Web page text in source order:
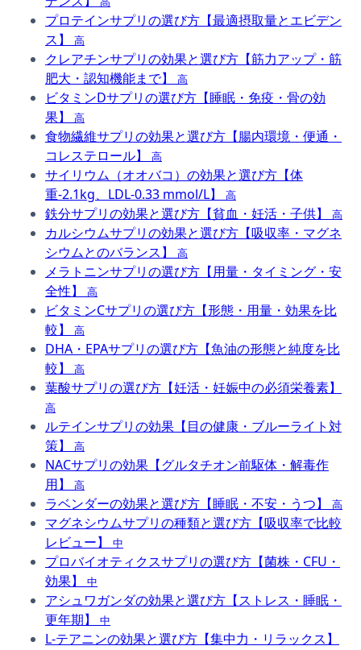
プロテインサプリの選び方【最適摂取量とエビデン
ス】
高
クレアチンサプリの効果と選び方【筋力アップ・筋
肥大・認知機能まで】
高
ビタミンDサプリの選び方【睡眠・免疫・骨の効
果】
高
食物繊維サプリの効果と選び方【腸内環境・便通・
コレステロール】
高
サイリウム（オオバコ）の効果と選び方【体
重-2.1kg、LDL-0.33 mmol/L】
高
鉄分サプリの効果と選び方【貧血・妊活・子供】 高
カルシウムサプリの効果と選び方【吸収率・マグネ
シウムとのバランス】
高
メラトニンサプリの選び方【用量・タイミング・安
全性】
高
ビタミンCサプリの選び方【形態・用量・効果を比
較】
高
DHA・EPAサプリの選び方【魚油の形態と純度を比
較】
高
葉酸サプリの選び方【妊活・妊娠中の必須栄養素】
高
ルテインサプリの効果【目の健康・ブルーライト対
策】
高
NACサプリの効果【グルタチオン前駆体・解毒作
用】
高
ラベンダーの効果と選び方【睡眠・不安・うつ】 高
マグネシウムサプリの種類と選び方【吸収率で比較
レビュー】
中
プロバイオティクスサプリの選び方【菌株・CFU・
効果】
中
アシュワガンダの効果と選び方【ストレス・睡眠・
更年期】
中
L-テアニンの効果と選び方【集中力・リラックス】